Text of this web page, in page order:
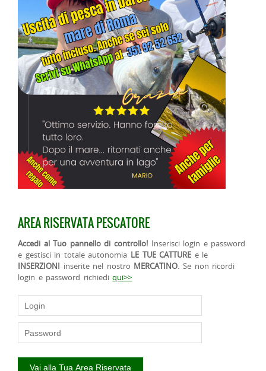
AREA RISERVATA PESCATORE
Accedi al Tuo pannello di controllo! Inserisci login e password
e gestisci in totale autonomia LE TUE CATTURE e le
INSERZIONI inserite nel nostro MERCATINO. Se non ricordi
login e password richiediqui>>